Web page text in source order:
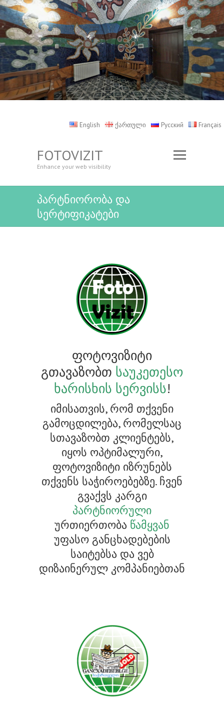
Français
Русский
ქართული
English
FOTOVIZIT
Enhance your web visibility
პარტნიორობა და
სერტიფიკატები
ფოტოვიზიტი
გთავაზობთ საუკეთესო
ხარისხის სერვისს!
იმისათვის, რომ თქვენი
გამოცდილება, რომელსაც
სთავაზობთ კლიენტებს,
იყოს ოპტიმალური,
ფოტოვიზიტი იზრუნებს
თქვენს საჭიროებებზე. ჩვენ
გვაქვს კარგი
პარტნიორული
ურთიერთობა წამყვან
უფასო განცხადებების
საიტებსა და ვებ
დიზაინერულ კომპანიებთან